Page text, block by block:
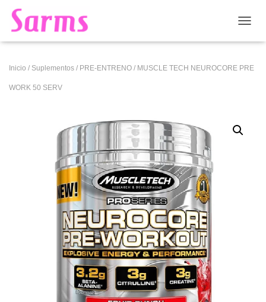
Inicio / Suplementos / PRE-ENTRENO / MUSCLE TECH NEUROCORE PRE
WORK 50 SERV